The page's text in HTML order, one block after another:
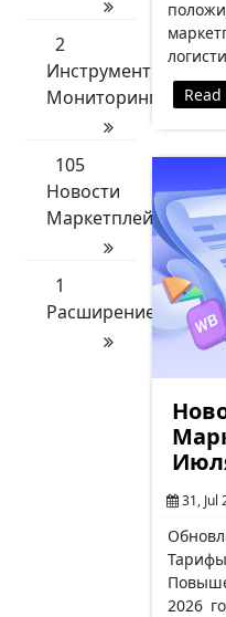
2
Инструменты
Мониторинга
105
Новости
Маркетплейсов
1
Расширение
31, Jul
2026